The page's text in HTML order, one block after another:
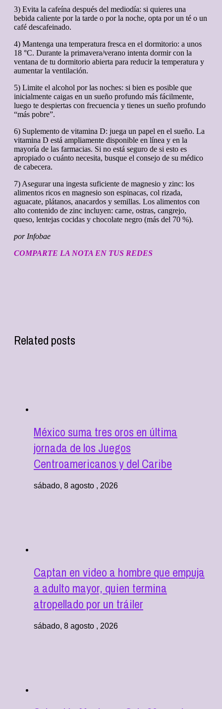
3) Evita la cafeína después del mediodía: si quieres una
bebida caliente por la tarde o por la noche, opta por un té o un
café descafeinado.
4) Mantenga una temperatura fresca en el dormitorio: a unos
18 °C. Durante la primavera/verano intenta dormir con la
ventana de tu dormitorio abierta para reducir la temperatura y
aumentar la ventilación.
5) Limite el alcohol por las noches: si bien es posible que
inicialmente caigas en un sueño profundo más fácilmente,
luego te despiertas con frecuencia y tienes un sueño profundo
“más pobre”.
6) Suplemento de vitamina D: juega un papel en el sueño. La
vitamina D está ampliamente disponible en línea y en la
mayoría de las farmacias. Si no está seguro de si esto es
apropiado o cuánto necesita, busque el consejo de su médico
de cabecera.
7) Asegurar una ingesta suficiente de magnesio y zinc: los
alimentos ricos en magnesio son espinacas, col rizada,
aguacate, plátanos, anacardos y semillas. Los alimentos con
alto contenido de zinc incluyen: carne, ostras, cangrejo,
queso, lentejas cocidas y chocolate negro (más del 70 %).
por Infobae
COMPARTE LA NOTA EN TUS REDES
Related posts
México suma tres oros en última
jornada de los Juegos
Centroamericanos y del Caribe
sábado, 8 agosto , 2026
Captan en video a hombre que empuja
a adulto mayor, quien termina
atropellado por un tráiler
sábado, 8 agosto , 2026